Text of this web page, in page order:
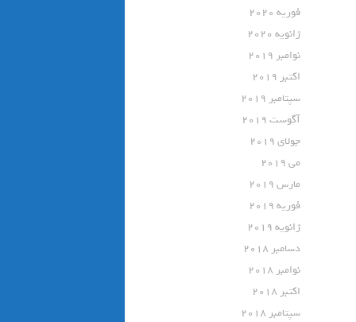
فوریه 2020
ژانویه 2020
نوامبر 2019
اکتبر 2019
سپتامبر 2019
آگوست 2019
جولای 2019
می 2019
مارس 2019
فوریه 2019
ژانویه 2019
دسامبر 2018
نوامبر 2018
اکتبر 2018
سپتامبر 2018